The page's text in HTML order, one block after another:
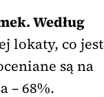
Według
lokaty, co jest
są na
– 68%.